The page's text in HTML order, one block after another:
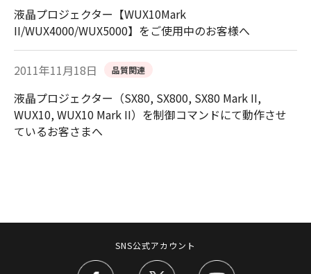
液晶プロジェクター【WUX10Mark
II/WUX4000/WUX5000】をご使用中のお客様へ
2011年11月18日 品質関連
液晶プロジェクター（SX80, SX800, SX80 Mark II,
WUX10, WUX10 Mark II）を制御コマンドにて動作させ
ているお客さまへ
SNS公式アカウント